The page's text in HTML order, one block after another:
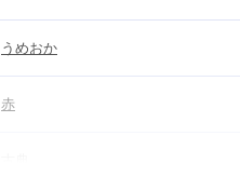
うめおか
赤